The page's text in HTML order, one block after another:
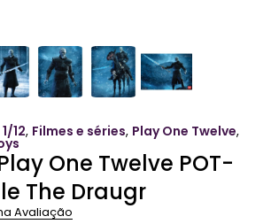
12, Filmes e séries, Play One Twelve,
One Twelve POT-
The Draugr
Avaliação